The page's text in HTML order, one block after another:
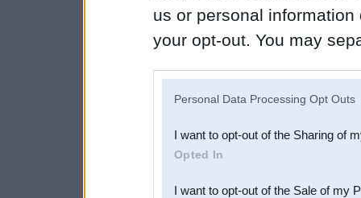
us or personal
your opt-out. You may
Downstream Participants
third parties.
Personal Data Processing Opt Outs
I want to opt-out of the Sharing of
Opted In
I want to opt-out of the Sale of my